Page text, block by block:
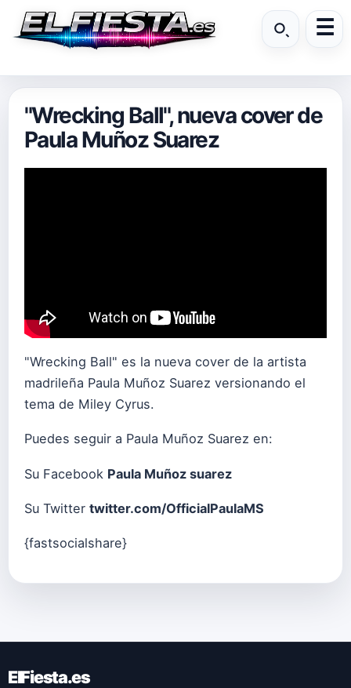
"Wrecking Ball", nueva cover de
Paula Muñoz Suarez
"Wrecking Ball" es la nueva cover de la artista
madrileña Paula Muñoz Suarez versionando el
tema de Miley Cyrus.
Puedes seguir a Paula Muñoz Suarez en:
Su Facebook Paula Muñoz suarez
Su Twitter twitter.com/OfficialPaulaMS
{fastsocialshare}
ElFiesta.es